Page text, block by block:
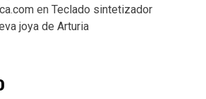
en Teclado sintetizador
joya de Arturia